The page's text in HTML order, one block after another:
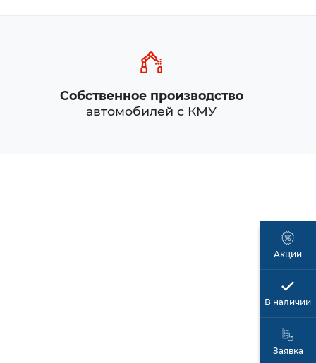
Собственное производство
автомобилей с КМУ
Акции
В наличии
Заявка